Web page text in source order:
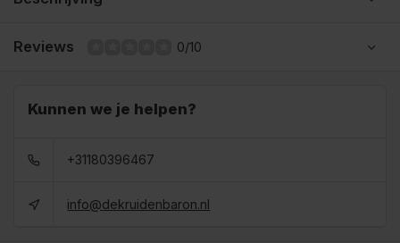
Reviews 0/10
Kunnen we je helpen?
+31180396467
info@dekruidenbaron.nl